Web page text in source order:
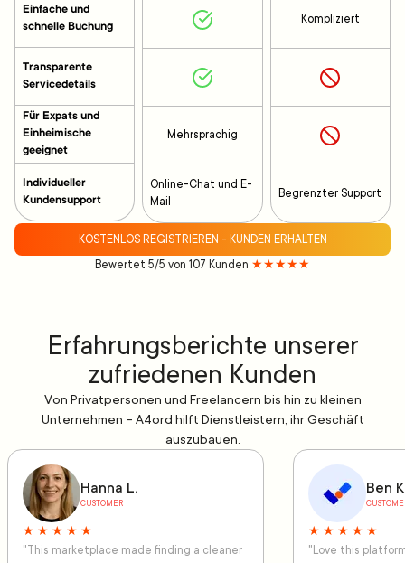
Einfache und
schnelle Buchung
Transparente
Servicedetails
Für Expats und
Einheimische
geeignet
Individueller
Kundensupport
Mehrsprachig
Online-Chat und E-
Mail
Kompliziert
Begrenzter Support
KOSTENLOS REGISTRIEREN - KUNDEN ERHALTEN
Bewertet 5/5 von 107 Kunden ★★★★★
Erfahrungsberichte unserer
zufriedenen Kunden
Von Privatpersonen und Freelancern bis hin zu kleinen
Unternehmen – A4ord hilft Dienstleistern, ihr Geschäft
auszubauen.
Hanna L.
CUSTOMER
★ ★ ★ ★ ★
"This marketplace made finding a cleaner
Ben
★ ★ ★ ★ ★
"Love this